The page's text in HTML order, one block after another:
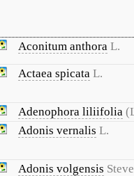
Aconitum anthora L.
Actaea spicata L.
Adenophora liliifolia
Adonis vernalis L.
Adonis volgensis